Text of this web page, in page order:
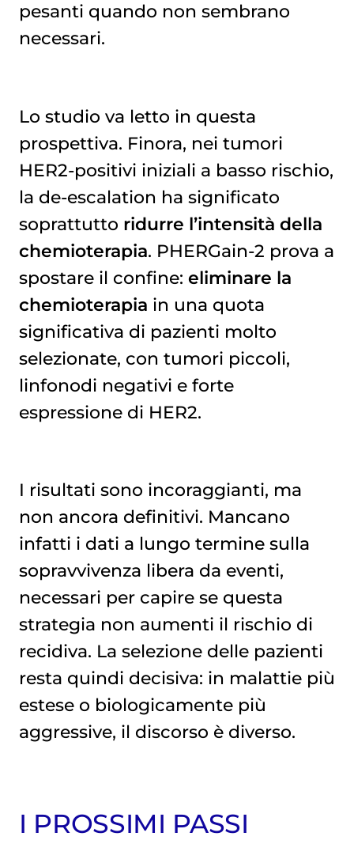
pesanti quando non sembrano
necessari.
Lo studio va letto in questa
prospettiva. Finora, nei tumori
HER2-positivi iniziali a basso rischio,
la de-escalation ha significato
soprattutto ridurre l’intensità della
chemioterapia. PHERGain-2 prova a
spostare il confine: eliminare la
chemioterapia in una quota
significativa di pazienti molto
selezionate, con tumori piccoli,
linfonodi negativi e forte
espressione di HER2.
I risultati sono incoraggianti, ma
non ancora definitivi. Mancano
infatti i dati a lungo termine sulla
sopravvivenza libera da eventi,
necessari per capire se questa
strategia non aumenti il rischio di
recidiva. La selezione delle pazienti
resta quindi decisiva: in malattie più
estese o biologicamente più
aggressive, il discorso è diverso.
I PROSSIMI PASSI